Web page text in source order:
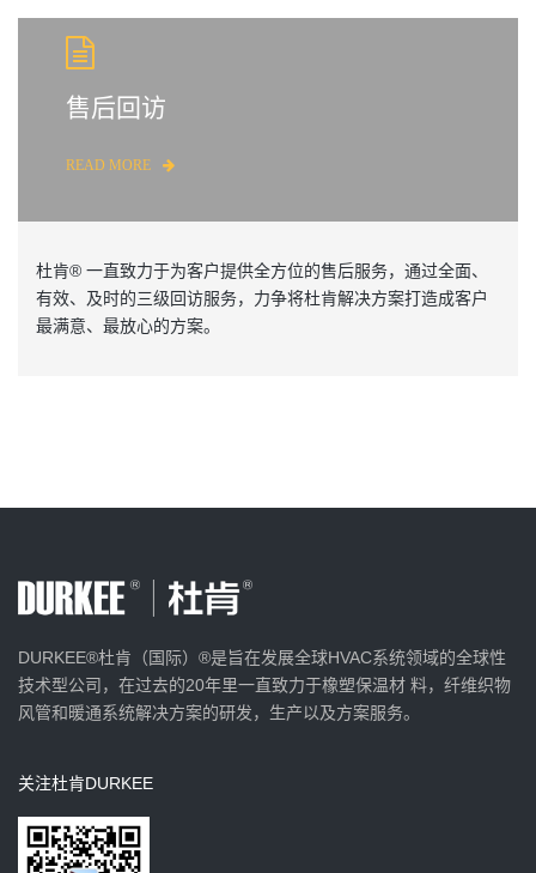
售后回访
READ MORE
杜肯® 一直致力于为客户提供全方位的售后服务，通过全面、
有效、及时的三级回访服务，力争将杜肯解决方案打造成客户
最满意、最放心的方案。
DURKEE®杜肯（国际）®是旨在发展全球HVAC系统领域的全球性
技术型公司，在过去的20年里一直致力于橡塑保温材 料，纤维织物
风管和暖通系统解决方案的研发，生产以及方案服务。
关注杜肯DURKEE